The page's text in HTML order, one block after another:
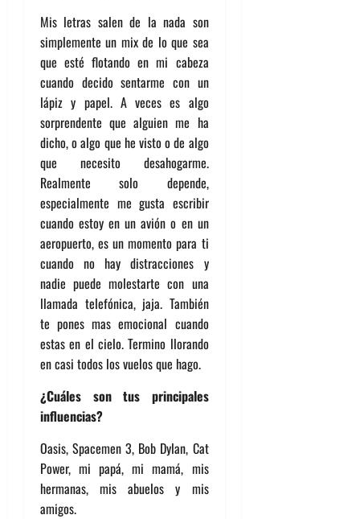
Mis letras salen de la nada son
simplemente un mix de lo que sea
que esté flotando en mi cabeza
cuando decido sentarme con un
lápiz y papel. A veces es algo
sorprendente que alguien me ha
dicho, o algo que he visto o de algo
que necesito desahogarme.
Realmente solo depende,
especialmente me gusta escribir
cuando estoy en un avión o en un
aeropuerto, es un momento para ti
cuando no hay distracciones y
nadie puede molestarte con una
llamada telefónica, jaja. También
te pones mas emocional cuando
estas en el cielo. Termino llorando
en casi todos los vuelos que hago.
¿Cuáles son tus principales
influencias?
Oasis, Spacemen 3, Bob Dylan, Cat
Power, mi papá, mi mamá, mis
hermanas, mis abuelos y mis
amigos.